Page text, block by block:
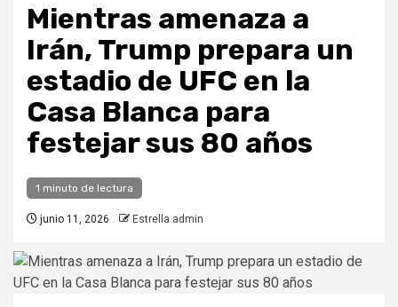
Mientras amenaza a
Irán, Trump prepara un
estadio de UFC en la
Casa Blanca para
festejar sus 80 años
1 minuto de lectura
junio 11, 2026 Estrella admin